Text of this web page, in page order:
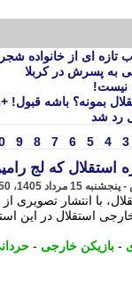
تازه ای از خانواده
به پسرش در کربلا
نیست!
بمونه؟ باشه قبول!
رد شد
3
4
5
6
7
8
9
استقلال که لج
با انتشار تصویری
استقلال در این
- بازیکن خارجی -